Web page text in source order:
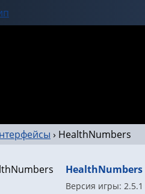
› HealthNumbers
HealthNumbers
Версия игры: 2.5.1